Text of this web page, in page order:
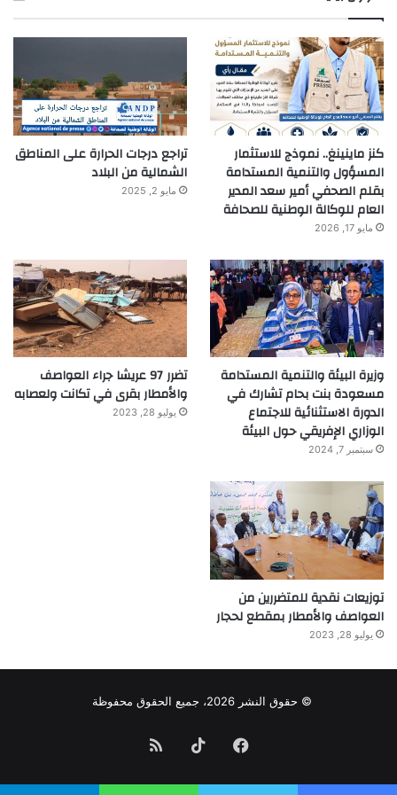
كنز ماينينغ.. نموذج للاستثمار
المسؤول والتنمية المستدامة
بقلم الصحفي أمير سعد المدير
العام للوكالة الوطنية للصحافة
مايو 17, 2026
تراجع درجات الحرارة على المناطق
الشمالية من البلاد
مايو 2, 2025
وزيرة البيئة والتنمية المستدامة
مسعودة بنت بحام تشارك في
الدورة الاستثنائية للاجتماع
الوزاري الإفريقي حول البيئة
سبتمبر 7, 2024
تضرر 97 عريشا جراء العواصف
والأمطار بقرى في تكانت ولعصابه
يوليو 28, 2023
توزيعات نقدية للمتضررين من
العواصف والأمطار بمقطع لحجار
يوليو 28, 2023
© حقوق النشر 2026، جميع الحقوق محفوظة
فيسبوك TikTokملخص
الموقع